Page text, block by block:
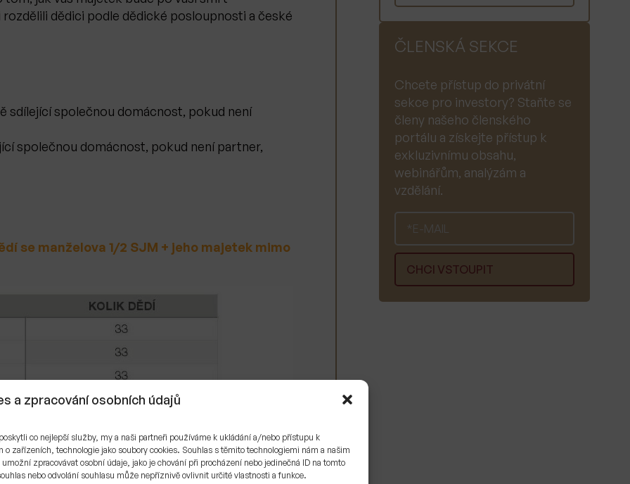
a zpracování osobních údajů
co nejlepší služby, my a naši partneři používáme k ukládání a/nebo přístupu k
o zařízeních, technologie jako soubory cookies. Souhlas s těmito technologiemi nám a našim
zpracovávat osobní údaje, jako je chování při procházení nebo jedinečná ID na tomto
nebo odvolání souhlasu může nepříznivě ovlivnit určité vlastnosti a funkce.
dědici podle dědické posloupnosti a české
sdílející společnou domácnost, pokud není
společnou domácnost, pokud není partner,
se manželova 1/2 SJM + jeho majetek mimo
ČLENSKÁ SEKCE
Chcete přístup do privátní
sekce pro investory? Staňte se
členy našeho členského
portálu a získejte přístup k
exkluzivnímu obsahu,
webinářům, analýzám a
vzdělání.